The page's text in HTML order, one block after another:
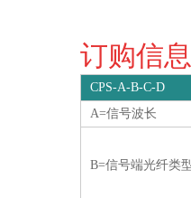
订购信
CPS-A-B-C-D
A=信号波长
B=信号端光纤类